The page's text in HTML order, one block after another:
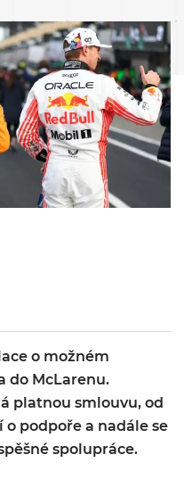
o možném
do McLarenu.
platnou smlouvu, od
podpoře a nadále se
spolupráce.